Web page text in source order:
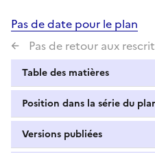
Pas de date pour le plan
Pas de retour aux
Table des matières
Position dans la série du
Versions publiées